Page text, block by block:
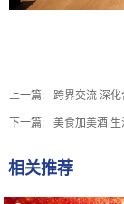
上一篇: 跨界交流 深
下一篇: 美食加美酒
相关推荐